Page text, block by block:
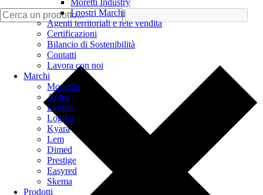
Moretti Industry
I nostri Marchi
Agenti territoriali e rete vendita
Certificazioni
Bilancio di Sostenibilità
Contatti
Lavora con noi
Marchi
Mopedia
Ardea
Levitas
Logiko
Kyara
Lem
Dimed
Prestige
Easyred
Skema
Prodotti